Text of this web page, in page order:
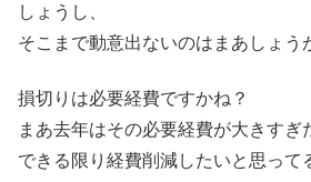
しょうし、
そこまで動意出ないのはまあしょう
損切りは必要経費ですかね？
まあ去年はその必要経費が大きすぎ
できる限り経費削減したいと思って